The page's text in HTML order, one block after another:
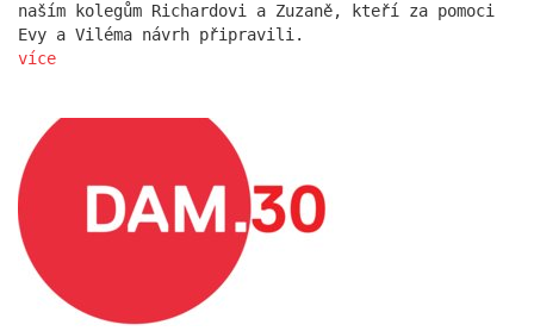
naším kolegům Richardovi a Zuzaně, kteří za pomoci
Evy a Viléma návrh připravili.
více